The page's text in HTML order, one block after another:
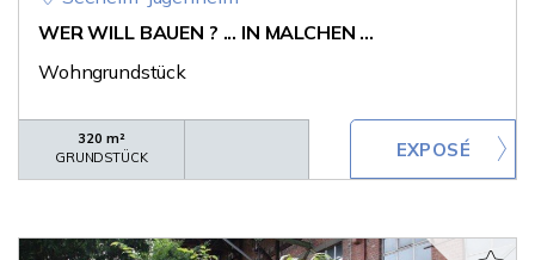
WER WILL BAUEN ? ... IN MALCHEN ...
Wohngrundstück
320 m²
GRUNDSTÜCK